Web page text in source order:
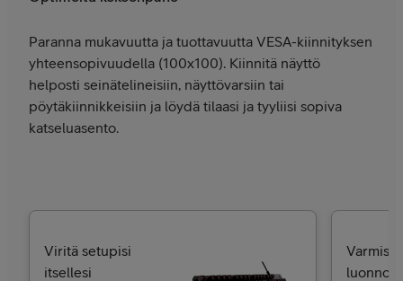
Paranna mukavuutta ja tuottavuutta VESA-kiinnityksen
yhteensopivuudella (100x100). Kiinnitä näyttö
helposti seinätelineisiin, näyttövarsiin tai
pöytäkiinnikkeisiin ja löydä tilaasi ja tyyliisi sopiva
katseluasento.
Viritä setupisi
itsellesi